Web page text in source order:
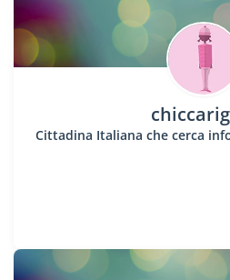
Cittadina Italiana che cerca